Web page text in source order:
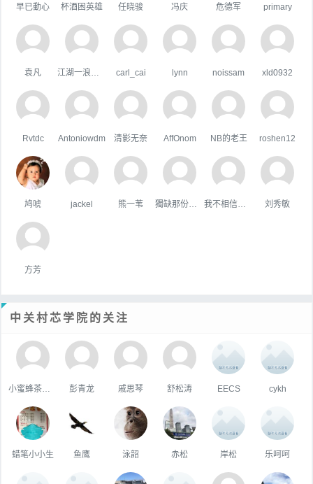
早已動心 杯酒困英雄 任晓骏 冯庆 危德军 primary
袁凡 carl_cai lynn noissam xld0932
Rvtdc Antoniowdm 清影无奈 AffOnom NB的老王 roshen12
鸠唬 jackel 熊一苇 刘秀敏
方芳
中关村芯学院的关注
彭青龙 戚思琴 舒松涛 EECS cykh
蜡笔小小生 鱼鹰 泳韶 赤松 岸松 乐呵呵